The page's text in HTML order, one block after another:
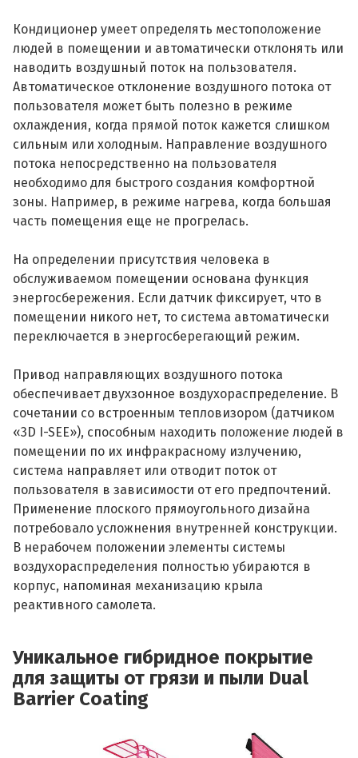
Кондиционер умеет определять местоположение
людей в помещении и автоматически отклонять или
наводить воздушный поток на пользователя.
Автоматическое отклонение воздушного потока от
пользователя может быть полезно в режиме
охлаждения, когда прямой поток кажется слишком
сильным или холодным. Направление воздушного
потока непосредственно на пользователя
необходимо для быстрого создания комфортной
зоны. Например, в режиме нагрева, когда большая
часть помещения еще не прогрелась.
На определении присутствия человека в
обслуживаемом помещении основана функция
энергосбережения. Если датчик фиксирует, что в
помещении никого нет, то система автоматически
переключается в энергосберегающий режим.
Привод направляющих воздушного потока
обеспечивает двухзонное воздухораспределение. В
сочетании со встроенным тепловизором (датчиком
«3D I-SEE»), способным находить положение людей в
помещении по их инфракрасному излучению,
система направляет или отводит поток от
пользователя в зависимости от его предпочтений.
Применение плоского прямоугольного дизайна
потребовало усложнения внутренней конструкции.
В нерабочем положении элементы системы
воздухораспределения полностью убираются в
корпус, напоминая механизацию крыла
реактивного самолета.
Уникальное гибридное покрытие
для защиты от грязи и пыли Dual
Barrier Coating